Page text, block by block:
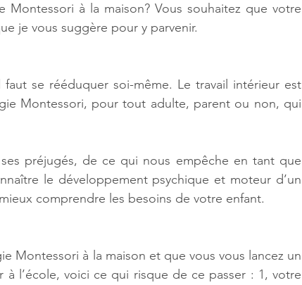
Montessori à la maison? Vous souhaitez que votre
je vous suggère pour y parvenir.
se rééduquer soi-même. Le travail intérieur est
Montessori, pour tout adulte, parent ou non, qui
préjugés, de ce qui nous empêche en tant que
le développement psychique et moteur d’un
comprendre les besoins de votre enfant.
Montessori à la maison et que vous vous lancez un
l’école, voici ce qui risque de ce passer : 1, votre